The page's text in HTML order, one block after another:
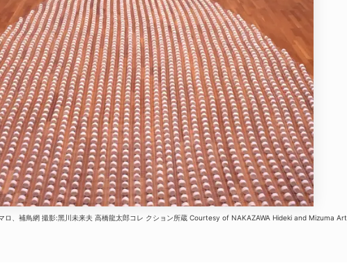
ロ、補鳥網 撮影:黑川未来夫 高橋龍太郎コレ クション所蔵 Courtesy of NAKAZAWA Hideki and Mizuma Art